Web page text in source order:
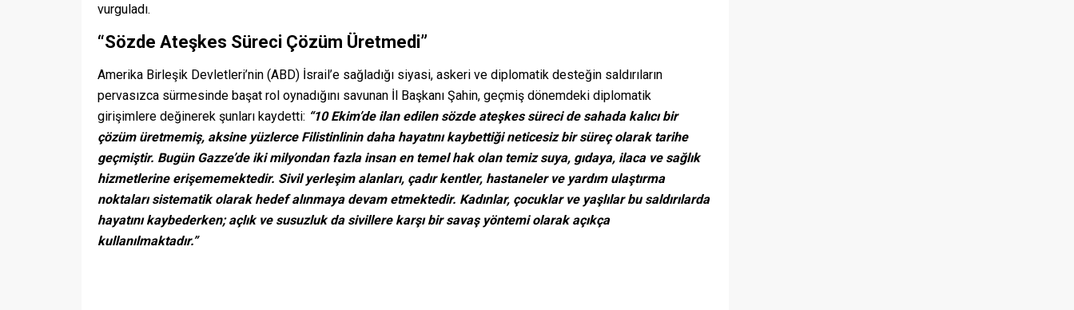
vurguladı.
“Sözde Ateşkes Süreci Çözüm Üretmedi”
Amerika Birleşik Devletleri’nin (ABD) İsrail’e sağladığı siyasi, askeri ve diplomatik desteğin saldırıların
pervasızca sürmesinde başat rol oynadığını savunan İl Başkanı Şahin, geçmiş dönemdeki diplomatik
girişimlere değinerek şunları kaydetti: “10 Ekim’de ilan edilen sözde ateşkes süreci de sahada kalıcı bir
çözüm üretmemiş, aksine yüzlerce Filistinlinin daha hayatını kaybettiği neticesiz bir süreç olarak tarihe
geçmiştir. Bugün Gazze’de iki milyondan fazla insan en temel hak olan temiz suya, gıdaya, ilaca ve sağlık
hizmetlerine erişememektedir. Sivil yerleşim alanları, çadır kentler, hastaneler ve yardım ulaştırma
noktaları sistematik olarak hedef alınmaya devam etmektedir. Kadınlar, çocuklar ve yaşlılar bu saldırılarda
hayatını kaybederken; açlık ve susuzluk da sivillere karşı bir savaş yöntemi olarak açıkça
kullanılmaktadır.”